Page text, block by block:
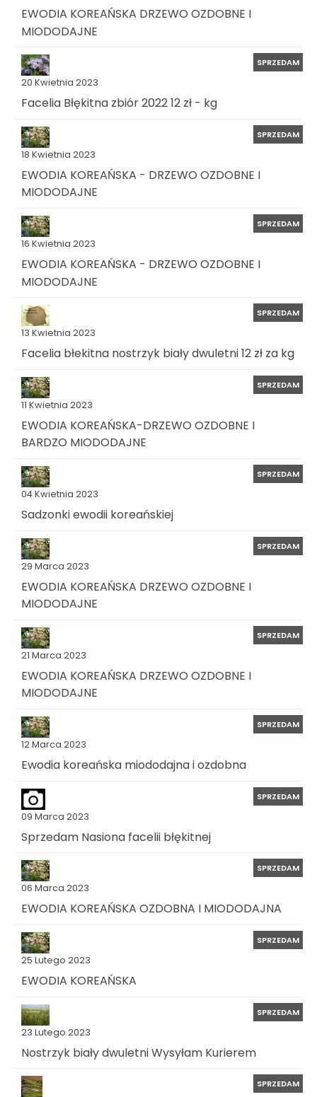
EWODIA KOREAŃSKA DRZEWO OZDOBNE I
MIODODAJNE
20 Kwietnia 2023
SPRZEDAM
Facelia Błękitna zbiór 2022 12 zł - kg
18 Kwietnia 2023
SPRZEDAM
EWODIA KOREAŃSKA - DRZEWO OZDOBNE I
MIODODAJNE
16 Kwietnia 2023
SPRZEDAM
EWODIA KOREAŃSKA - DRZEWO OZDOBNE I
MIODODAJNE
13 Kwietnia 2023
SPRZEDAM
Facelia błekitna nostrzyk biały dwuletni 12 zł za kg
11 Kwietnia 2023
SPRZEDAM
EWODIA KOREAŃSKA-DRZEWO OZDOBNE I
BARDZO MIODODAJNE
04 Kwietnia 2023
SPRZEDAM
Sadzonki ewodii koreańskiej
29 Marca 2023
SPRZEDAM
EWODIA KOREAŃSKA DRZEWO OZDOBNE I
MIODODAJNE
21 Marca 2023
SPRZEDAM
EWODIA KOREAŃSKA DRZEWO OZDOBNE I
MIODODAJNE
12 Marca 2023
SPRZEDAM
Ewodia koreańska miododajna i ozdobna
09 Marca 2023
SPRZEDAM
Sprzedam Nasiona facelii błękitnej
06 Marca 2023
SPRZEDAM
EWODIA KOREAŃSKA OZDOBNA I MIODODAJNA
25 Lutego 2023
SPRZEDAM
EWODIA KOREAŃSKA
23 Lutego 2023
SPRZEDAM
Nostrzyk biały dwuletni Wysyłam Kurierem
SPRZEDAM